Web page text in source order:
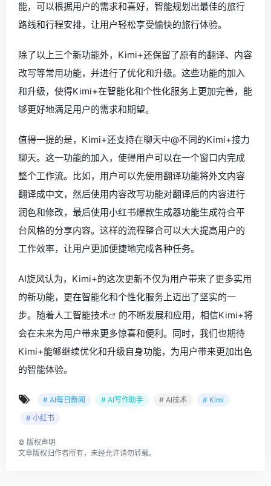
能，可以根据用户的需求和喜好，智能规划出最佳的旅行
路线和行程安排，让用户轻松享受愉快的旅行体验。
除了以上三个新功能外，Kimi+还保留了原有的翻译、内容
改写等常用功能，并进行了优化和升级。这些功能的加入
和升级，使得Kimi+在智能化和个性化服务上更加完善，能
够更好地满足用户的需求和期望。
值得一提的是，Kimi+还支持在聊天中@不同的Kimi+接力
聊天。这一功能的加入，使得用户可以在一个窗口内完成
整个工作流。比如，用户可以先使用翻译功能将外文内容
翻译成中文，然后使用内容改写功能对翻译后的内容进行
润色和修改，最后使用小红书爆款生成器功能生成符合平
台风格的分享内容。这样的流程整合可以大大提高用户的
工作效率，让用户更加便捷地完成各种任务。
AI旋风认为，Kimi+的这次更新不仅为用户带来了更多实用
的新功能，更在智能化和个性化服务上迈出了坚实的一
步。随着人工智能技术
的不断发展和应用，相信Kimi+将
会在未来为用户带来更多惊喜和便利。同时，我们也期待
Kimi+能够继续优化和升级自身功能，为用户带来更加出色
的智能体验。
# AI每日新闻 # AI写作助手 # AI技术
# Kimi
# 小红书
© 版权声明
文章版权归作者所有，未经允许请勿转载。